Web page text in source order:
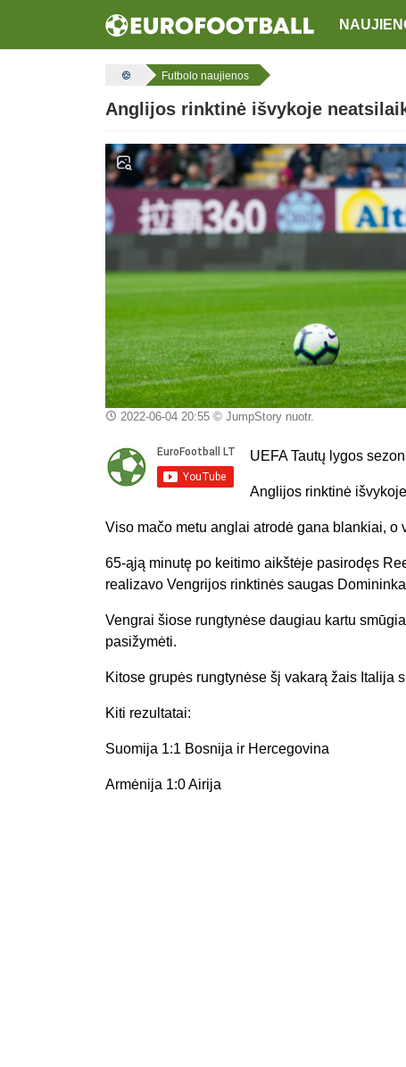
Futbolo naujienos
Anglijos rinktinė išvykoje
2022-06-04 20:55© JumpStory nuotr.
UEFA Tautų lygos
Anglijos rinktinė
Viso mačo metu anglai atrodė gana blankiai,
65-ąją minutę po keitimo aikštėje pasirodęs
realizavo Vengrijos rinktinės saugas
Vengrai šiose rungtynėse daugiau kartu
pasižymėti.
Kitose grupės rungtynėse šį vakarą žais Italija
Kiti rezultatai:
Suomija 1:1 Bosnija ir Hercegovina
Armėnija 1:0 Airija